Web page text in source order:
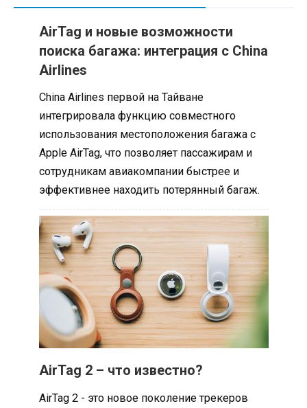
AirTag и новые возможности
поиска багажа: интеграция с China
Airlines
China Airlines первой на Тайване
интегрировала функцию совместного
использования местоположения багажа с
Apple AirTag, что позволяет пассажирам и
сотрудникам авиакомпании быстрее и
эффективнее находить потерянный багаж.
AirTag 2 – что известно?
AirTag 2 - это новое поколение трекеров